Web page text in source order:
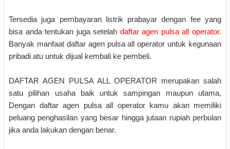
Tersedia juga pembayaran listrik prabayar dengan fee yang
bisa anda tentukan juga setelah daftar agen pulsa all operator.
Banyak manfaat daftar agen pulsa all operator untuk kegunaan
pribadi atu untuk dijual kembali ke pembeli.
DAFTAR AGEN PULSA ALL OPERATOR merupakan salah
satu pilihan usaha baik untuk sampingan maupun utama,
Dengan daftar agen pulsa all operator kamu akan memiliki
peluang penghasilan yang besar hingga jutaan rupiah perbulan
jika anda lakukan dengan benar.